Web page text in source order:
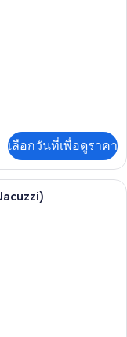
เลือกวันที่เพื่อดูราคา
ามิกดับเบิลหรือทวิน, ระเบี